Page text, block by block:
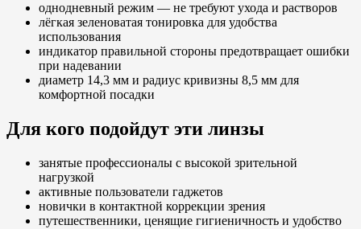
однодневный режим — не требуют ухода и растворов
лёгкая зеленоватая тонировка для удобства
использования
индикатор правильной стороны предотвращает ошибки
при надевании
диаметр 14,3 мм и радиус кривизны 8,5 мм для
комфортной посадки
Для кого подойдут эти линзы
занятые профессионалы с высокой зрительной
нагрузкой
активные пользователи гаджетов
новички в контактной коррекции зрения
путешественники, ценящие гигиеничность и удобство